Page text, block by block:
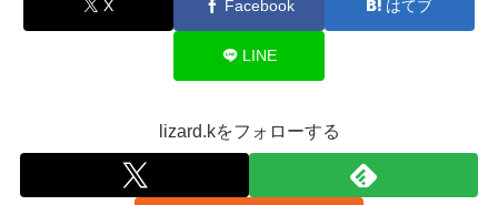
X Facebook はてブ
LINE
lizard.kをフォローする